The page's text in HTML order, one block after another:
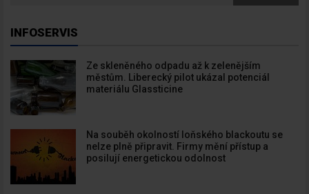
INFOSERVIS
Ze skleněného odpadu až k zelenějším
městům. Liberecký pilot ukázal potenciál
materiálu Glassticine
Na souběh okolností loňského blackoutu se
nelze plně připravit. Firmy mění přístup a
posilují energetickou odolnost